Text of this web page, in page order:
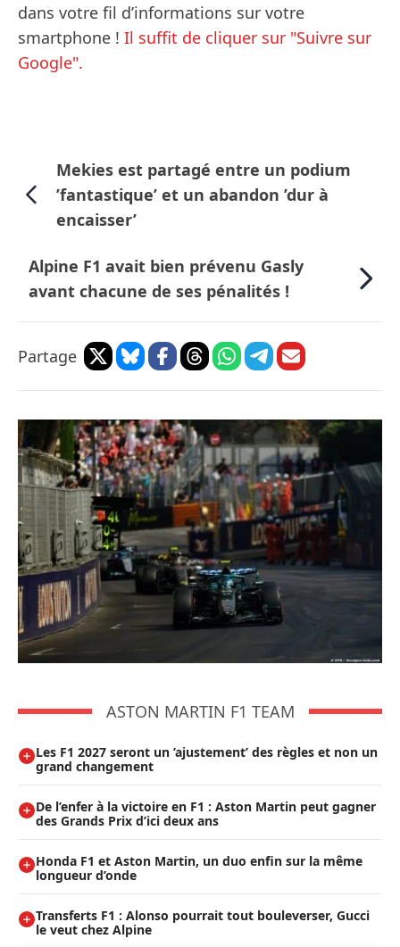
dans votre fil d’informations sur votre
smartphone ! Il suffit de cliquer sur "Suivre sur
Google".
Mekies est partagé entre un podium
’fantastique’ et un abandon ’dur à
encaisser’
Alpine F1 avait bien prévenu Gasly
avant chacune de ses pénalités !
Partage
ASTON MARTIN F1 TEAM
Les F1 2027 seront un ’ajustement’ des règles et non un
grand changement
De l’enfer à la victoire en F1 : Aston Martin peut gagner
des Grands Prix d’ici deux ans
Honda F1 et Aston Martin, un duo enfin sur la même
longueur d’onde
Transferts F1 : Alonso pourrait tout bouleverser, Gucci
le veut chez Alpine